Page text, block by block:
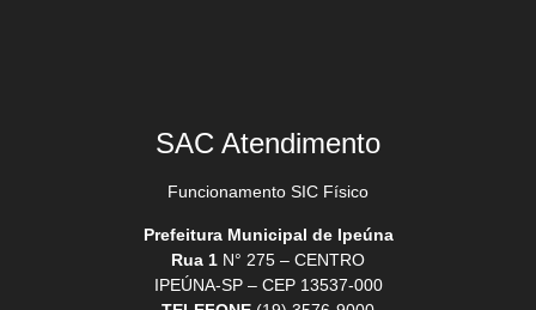
SAC Atendimento
Funcionamento SIC Físico
Prefeitura Municipal de Ipeúna
Rua 1 N° 275 – CENTRO
IPEÚNA-SP – CEP 13537-000